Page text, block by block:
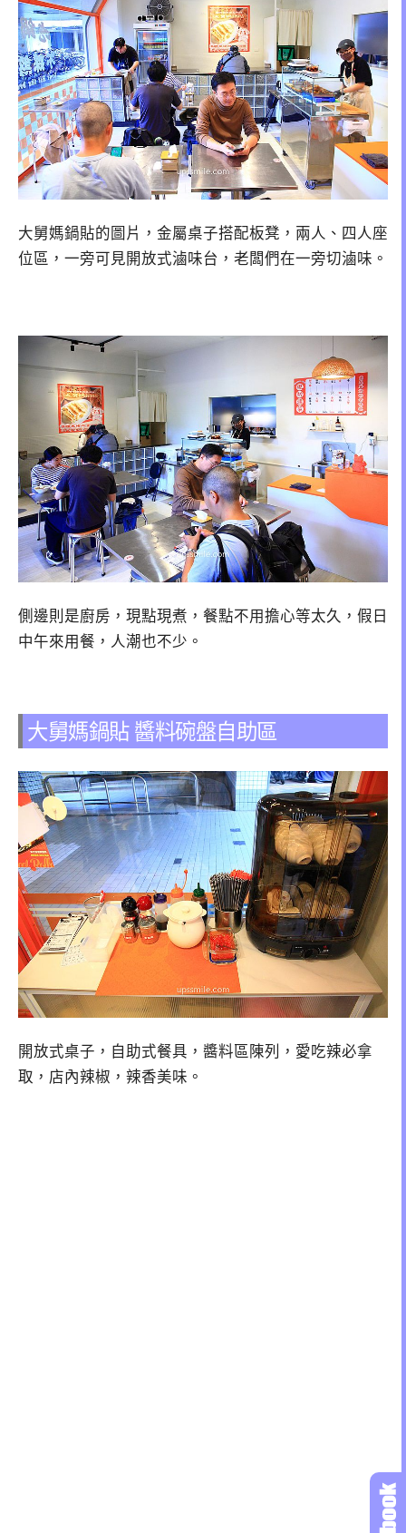
大舅媽鍋貼的圖片，金屬桌子搭配板凳，兩人、四人座
位區，一旁可見開放式滷味台，老闆們在一旁切滷味。
側邊則是廚房，現點現煮，餐點不用擔心等太久，假日
中午來用餐，人潮也不少。
大舅媽鍋貼 醬料碗盤自助區
開放式桌子，自助式餐具，醬料區陳列，愛吃辣必拿
取，店內辣椒，辣香美味。